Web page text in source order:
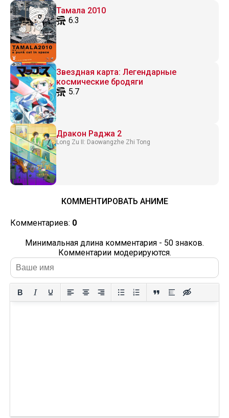
Тамала 2010
6.3
Звездная карта: Легендарные
космические бродяги
5.7
Дракон Раджа 2
Long Zu II: Daowangzhe Zhi Tong
КОММЕНТИРОВАТЬ АНИМЕ
Комментариев: 0
Минимальная длина комментария - 50 знаков.
Комментарии модерируются.